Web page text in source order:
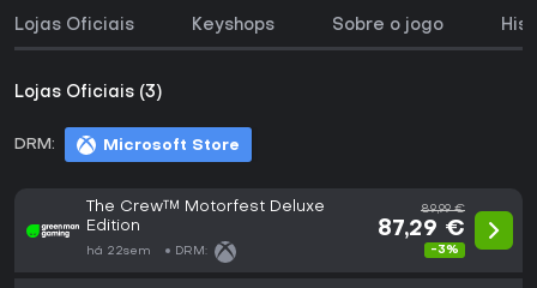
Lojas Oficiais Keyshops Sobre o jogo
Lojas Oficiais (3)
DRM: Microsoft Store
The Crew™ Motorfest Deluxe
Edition
há 22sem DRM:
89,99 €
87,29 €
-3%